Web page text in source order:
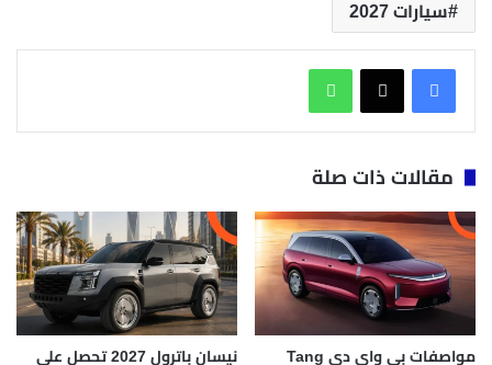
سيارات 2027
مقالات ذات صلة
مواصفات بي واي دي Tang
نيسان باترول 2027 تحصل على